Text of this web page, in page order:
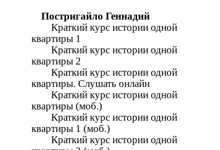
Постригайло Геннадий
Краткий курс истории одной
квартиры 1
Краткий курс истории одной
квартиры 2
Краткий курс истории одной
квартиры. Слушать онлайн
Краткий курс истории одной
квартиры (моб.)
Краткий курс истории одной
квартиры 1 (моб.)
Краткий курс истории одной